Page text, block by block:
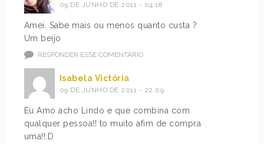
09 DE JUNHO DE 2011 - 04:18
Amei. Sabe mais ou menos quanto custa ?
Um beijo
RESPONDER ESSE COMENTÁRIO
Isabela Victória
09 DE JUNHO DE 2011 - 22:09
Eu Amo acho Lindo e que combina com
qualquer pessoa!! to muito afim de compra
uma!!:D